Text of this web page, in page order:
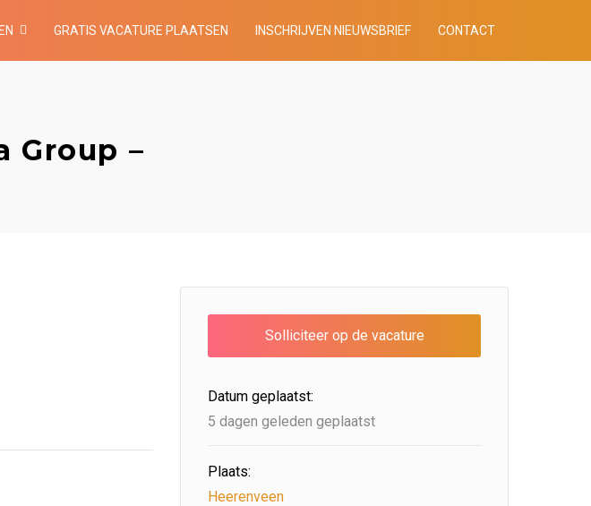
GRATIS VACATURE PLAATSEN INSCHRIJVEN NIEUWSBRIEF CONTACT
Group –
Datum geplaatst:
5 dagen geleden geplaatst
Plaats:
Heerenveen